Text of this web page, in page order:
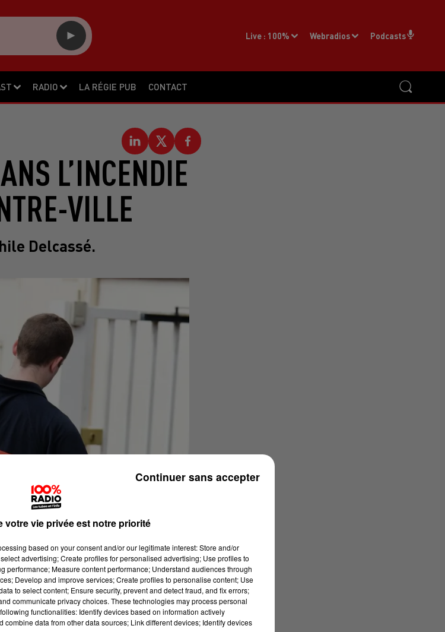
RADIO LA RÉGIE PUB CONTACT
Live : 100% Webradios Podcasts
L’INCENDIE
VILLE
Delcassé.
matinée, à 11 h 30, dans un immeuble
votre vie privée est notre priorité
based on your consent and/or our legitimate interest: Store and/or
advertising; Create profiles for personalised advertising; Use profiles to
performance; Measure content performance; Understand audiences through
Develop and improve services; Create profiles to personalise content; Use
to select content; Ensure security, prevent and detect fraud, and fix errors;
communicate privacy choices. These technologies may process personal
functionalities: Identify devices based on information actively
data from other data sources; Link different devices; Identify devices
Continuer sans accepter